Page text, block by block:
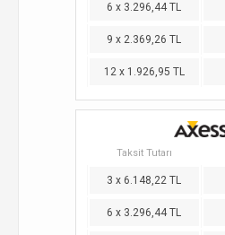
6 x 3.296,44 TL
9 x 2.369,26 TL
12 x 1.926,95 TL
Taksit Tutarı
3 x 6.148,22 TL
6 x 3.296,44 TL